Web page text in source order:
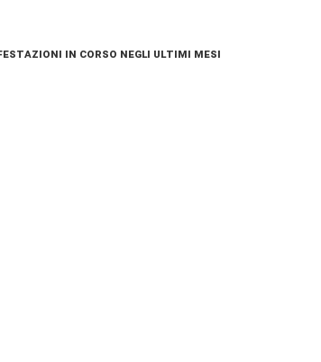
in corso negli ultimi mesi